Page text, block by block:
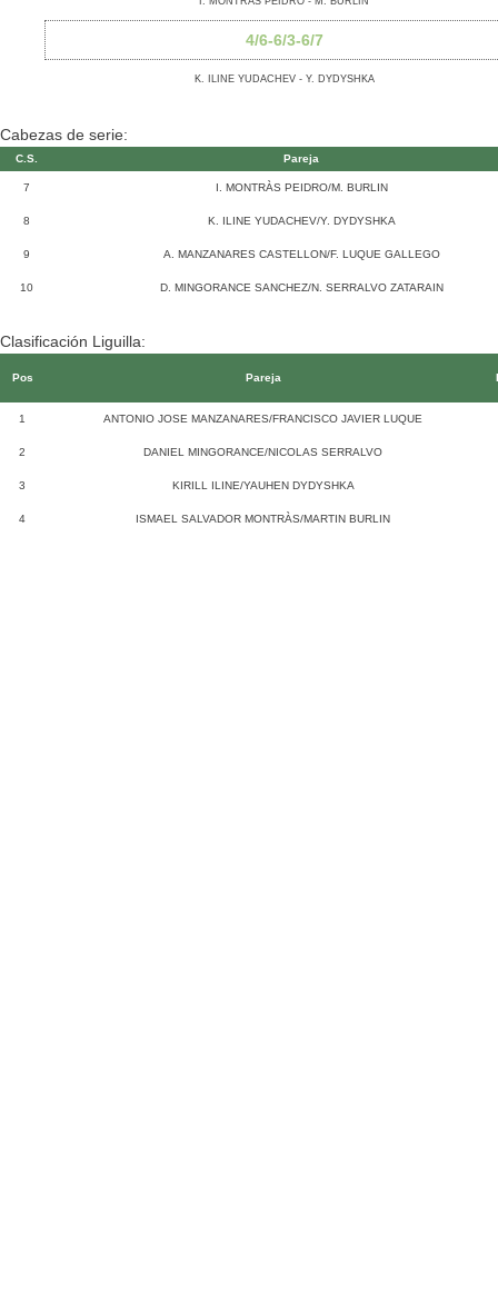
4/6-6/3-6/7
K. ILINE YUDACHEV - Y. DYDYSHKA
Cabezas de serie:
C.S. Pareja
7 I. MONTRÀS PEIDRO/M. BURLIN
8 K. ILINE YUDACHEV/Y. DYDYSHKA
9 A. MANZANARES CASTELLON/F. LUQUE GALLEGO
10 D. MINGORANCE SANCHEZ/N. SERRALVO ZATARAIN
Clasificación Liguilla:
Pos Pareja
1 ANTONIO JOSE MANZANARES/FRANCISCO JAVIER LUQUE
2 DANIEL MINGORANCE/NICOLAS SERRALVO
3 KIRILL ILINE/YAUHEN DYDYSHKA
4 ISMAEL SALVADOR MONTRÀS/MARTIN BURLIN